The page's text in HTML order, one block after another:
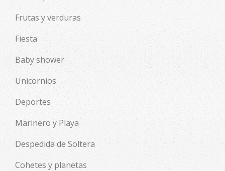
Frutas y verduras
Fiesta
Baby shower
Unicornios
Deportes
Marinero y Playa
Despedida de Soltera
Cohetes y planetas